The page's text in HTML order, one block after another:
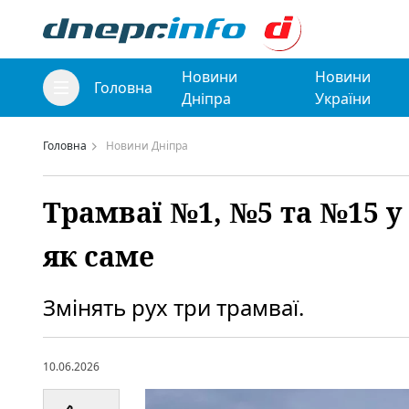
Головна
Новини
Дніпра
Новини
України
Головна Новини Дніпра
Трамваї №1, №5 та №15 у
як саме
Змінять рух три трамваї.
10.06.2026